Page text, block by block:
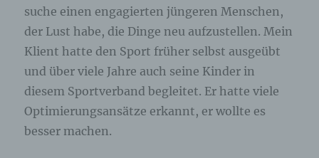
suche einen engagierten jüngeren Menschen,
der Lust habe, die Dinge neu aufzustellen. Mein
Klient hatte den Sport früher selbst ausgeübt
und über viele Jahre auch seine Kinder in
diesem Sportverband begleitet. Er hatte viele
Optimierungsansätze erkannt, er wollte es
besser machen.